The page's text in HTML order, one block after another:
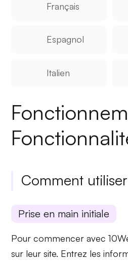
Français
Espagnol
Italien
Comment
Prise en main initiale
Pour commencer avec
sur leur site. Entrez les